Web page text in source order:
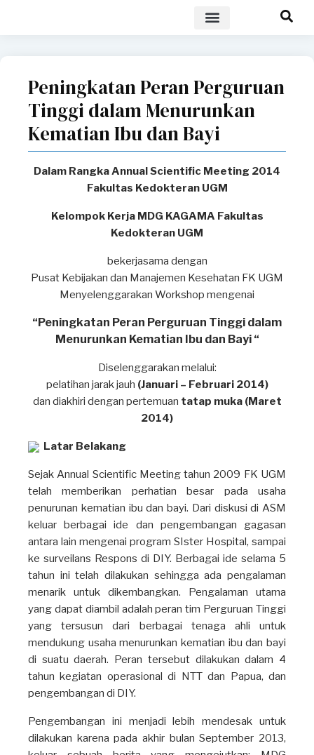
Peningkatan Peran Perguruan
Tinggi dalam Menurunkan
Kematian Ibu dan Bayi
Dalam Rangka Annual Scientific Meeting 2014
Fakultas Kedokteran UGM
Kelompok Kerja MDG KAGAMA Fakultas
Kedokteran UGM
bekerjasama dengan
Pusat Kebijakan dan Manajemen Kesehatan FK UGM
Menyelenggarakan Workshop mengenai
“Peningkatan Peran Perguruan Tinggi dalam
Menurunkan Kematian Ibu dan Bayi “
Diselenggarakan melalui:
pelatihan jarak jauh (Januari – Februari 2014)
dan diakhiri dengan pertemuan tatap muka (Maret
2014)
Latar Belakang
Sejak Annual Scientific Meeting tahun 2009 FK UGM
telah memberikan perhatian besar pada usaha
penurunan kematian ibu dan bayi. Dari diskusi di ASM
keluar berbagai ide dan pengembangan gagasan
antara lain mengenai program SIster Hospital, sampai
ke surveilans Respons di DIY. Berbagai ide selama 5
tahun ini telah dilakukan sehingga ada pengalaman
menarik untuk dikembangkan. Pengalaman utama
yang dapat diambil adalah peran tim Perguruan Tinggi
yang tersusun dari berbagai tenaga ahli untuk
mendukung usaha menurunkan kematian ibu dan bayi
di suatu daerah. Peran tersebut dilakukan dalam 4
tahun kegiatan operasional di NTT dan Papua, dan
pengembangan di DIY.
Pengembangan ini menjadi lebih mendesak untuk
dilakukan karena pada akhir bulan September 2013,